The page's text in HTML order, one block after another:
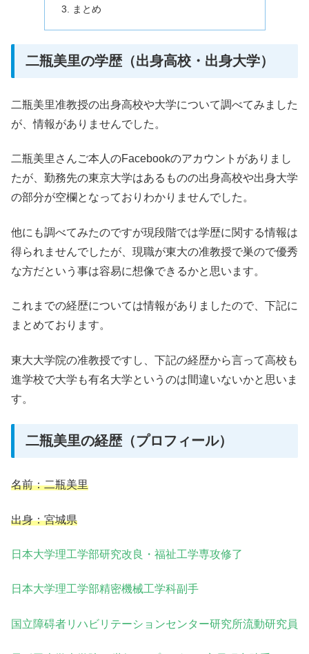
まとめ
二瓶美里の学歴（出身高校・出身大学）
二瓶美里准教授の出身高校や大学について調べてみました
が、情報がありませんでした。
二瓶美里さんご本人のFacebookのアカウントがありまし
たが、勤務先の東京大学はあるものの出身高校や出身大学
の部分が空欄となっておりわかりませんでした。
他にも調べてみたのですが現段階では学歴に関する情報は
得られませんでしたが、現職が東大の准教授で巣ので優秀
な方だという事は容易に想像できるかと思います。
これまでの経歴については情報がありましたので、下記に
まとめております。
東大大学院の准教授ですし、下記の経歴から言って高校も
進学校で大学も有名大学というのは間違いないかと思いま
す。
二瓶美里の経歴（プロフィール）
名前：二瓶美里
出身：宮城県
日本大学理工学部研究改良・福祉工学専攻修了
日本大学理工学部精密機械工学科副手
国立障碍者リハビリテーションセンター研究所流動研究員